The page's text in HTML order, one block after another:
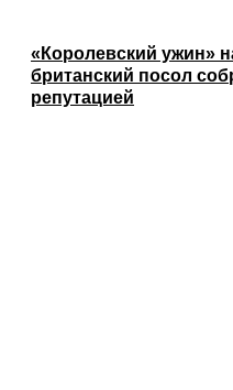
«Королевский ужин»
британский посол
репутацией